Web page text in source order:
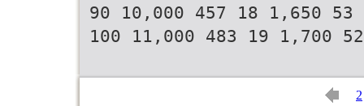
90 10,000 457 18 1,650 53
100 11,000 483 19 1,700
2